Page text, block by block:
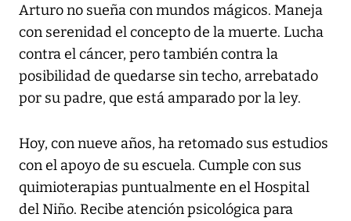
Arturo no sueña con mundos mágicos. Maneja
con serenidad el concepto de la muerte. Lucha
contra el cáncer, pero también contra la
posibilidad de quedarse sin techo, arrebatado
por su padre, que está amparado por la ley.
Hoy, con nueve años, ha retomado sus estudios
con el apoyo de su escuela. Cumple con sus
quimioterapias puntualmente en el Hospital
del Niño. Recibe atención psicológica para